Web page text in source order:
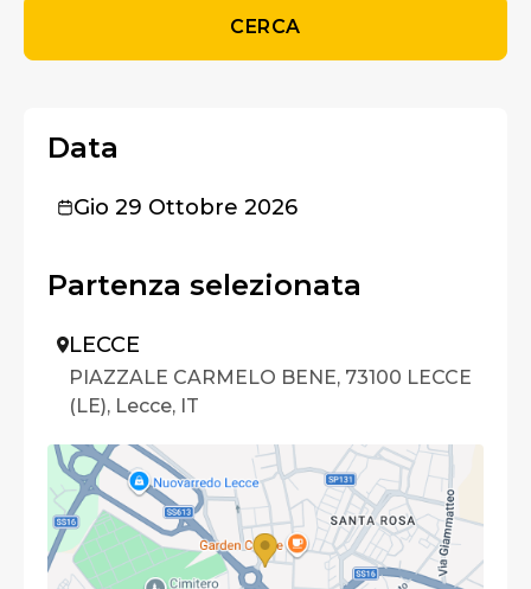
CERCA
Data
Gio 29 Ottobre 2026
Partenza selezionata
LECCE
PIAZZALE CARMELO BENE, 73100 LECCE
(LE), Lecce, IT